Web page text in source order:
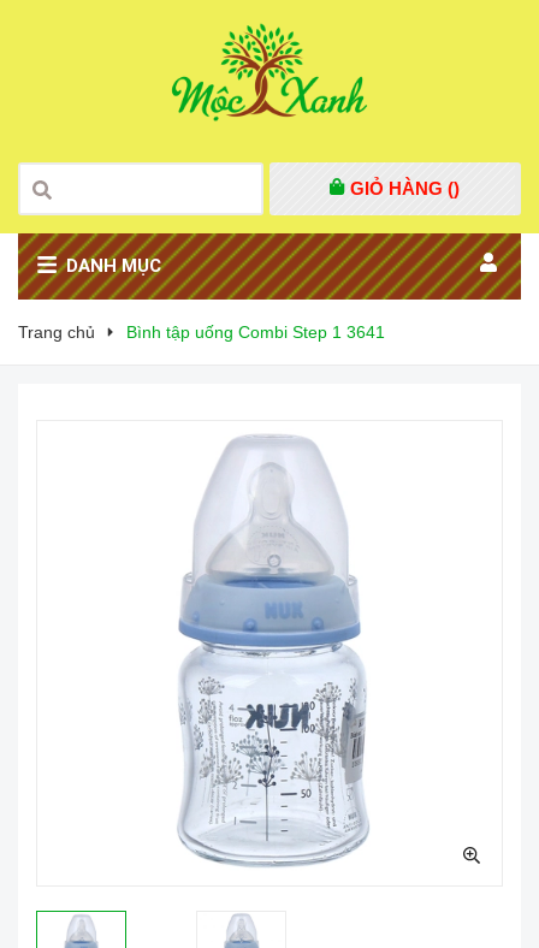
GIỎ HÀNG ()
DANH MỤC
Trang chủ Bình tập uống Combi Step 1 3641